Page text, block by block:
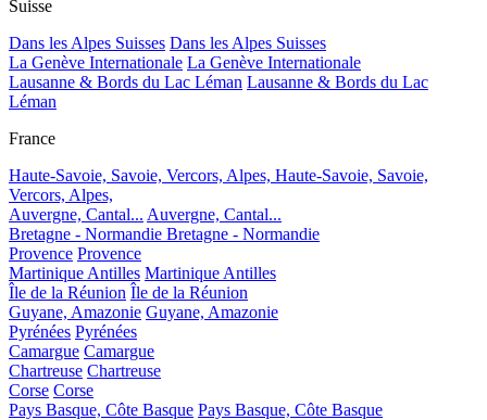
Suisse
Dans les Alpes Suisses Dans les Alpes Suisses
La Genève Internationale La Genève Internationale
Lausanne & Bords du Lac Léman Lausanne & Bords du Lac
Léman
France
Haute-Savoie, Savoie, Vercors, Alpes, Haute-Savoie, Savoie,
Vercors, Alpes,
Auvergne, Cantal... Auvergne, Cantal...
Bretagne - Normandie Bretagne - Normandie
Provence Provence
Martinique Antilles Martinique Antilles
Île de la Réunion Île de la Réunion
Guyane, Amazonie Guyane, Amazonie
Pyrénées Pyrénées
Camargue Camargue
Chartreuse Chartreuse
Corse Corse
Pays Basque, Côte Basque Pays Basque, Côte Basque